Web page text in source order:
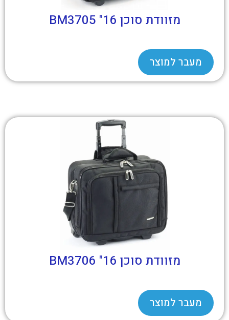
מזוודת סוכן 16" BM3705
מעבר למוצר
מזוודת סוכן 16" BM3706
מעבר למוצר